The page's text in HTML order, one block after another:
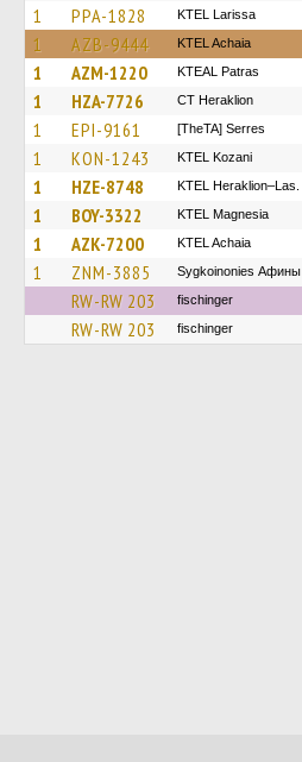
1 PPA-1828 KTEL Larissa
1 AZB-9444 KTEL Achaia
1 AZM-1220 KTEAL Patras
1 HZA-7726 CT Heraklion
1 EPI-9161 [TheTA] Serres
1 KON-1243 ΚΤΕL Kozani
1 HZE-8748 KTEL Heraklion–Las.
1 BOY-3322 ΚΤΕL Magnesia
1 AZK-7200 KTEL Achaia
1 ZNM-3885 Sygkoinonies Афины
RW-RW 203 fischinger
RW-RW 203 fischinger